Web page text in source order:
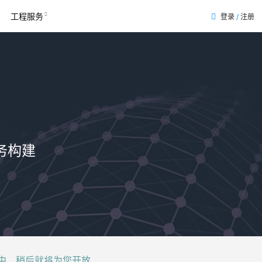
工程服务 登录 / 注册
构建